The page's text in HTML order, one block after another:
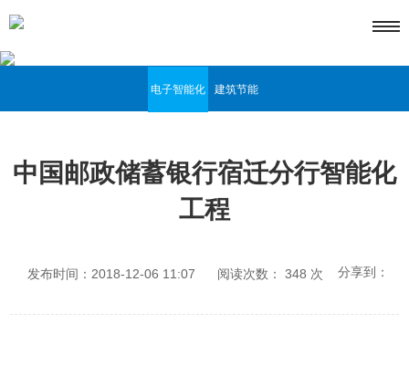
电子智能化 建筑节能
中国邮政储蓄银行宿迁分行智能化
工程
发布时间：2018-12-06 11:07 阅读次数： 348 次 分享到：